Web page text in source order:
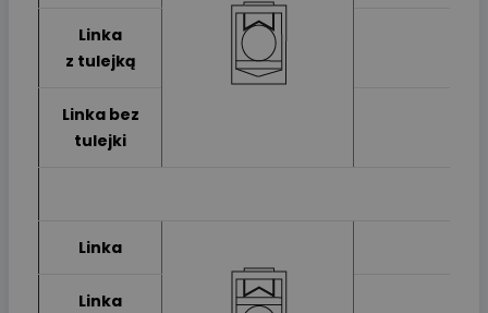
Linka
z tulejką
Linka bez
tulejki
Linka
Linka